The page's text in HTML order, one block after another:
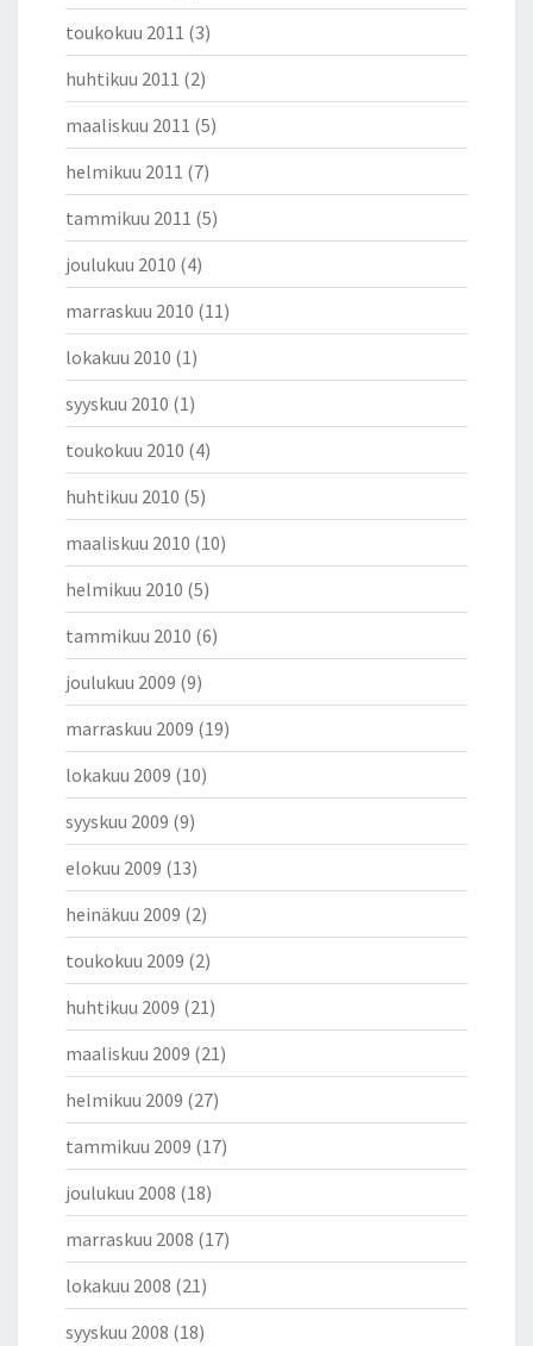
toukokuu 2011 (3)
huhtikuu 2011 (2)
maaliskuu 2011 (5)
helmikuu 2011 (7)
tammikuu 2011 (5)
joulukuu 2010 (4)
marraskuu 2010 (11)
lokakuu 2010 (1)
syyskuu 2010 (1)
toukokuu 2010 (4)
huhtikuu 2010 (5)
maaliskuu 2010 (10)
helmikuu 2010 (5)
tammikuu 2010 (6)
joulukuu 2009 (9)
marraskuu 2009 (19)
lokakuu 2009 (10)
syyskuu 2009 (9)
elokuu 2009 (13)
heinäkuu 2009 (2)
toukokuu 2009 (2)
huhtikuu 2009 (21)
maaliskuu 2009 (21)
helmikuu 2009 (27)
tammikuu 2009 (17)
joulukuu 2008 (18)
marraskuu 2008 (17)
lokakuu 2008 (21)
syyskuu 2008 (18)